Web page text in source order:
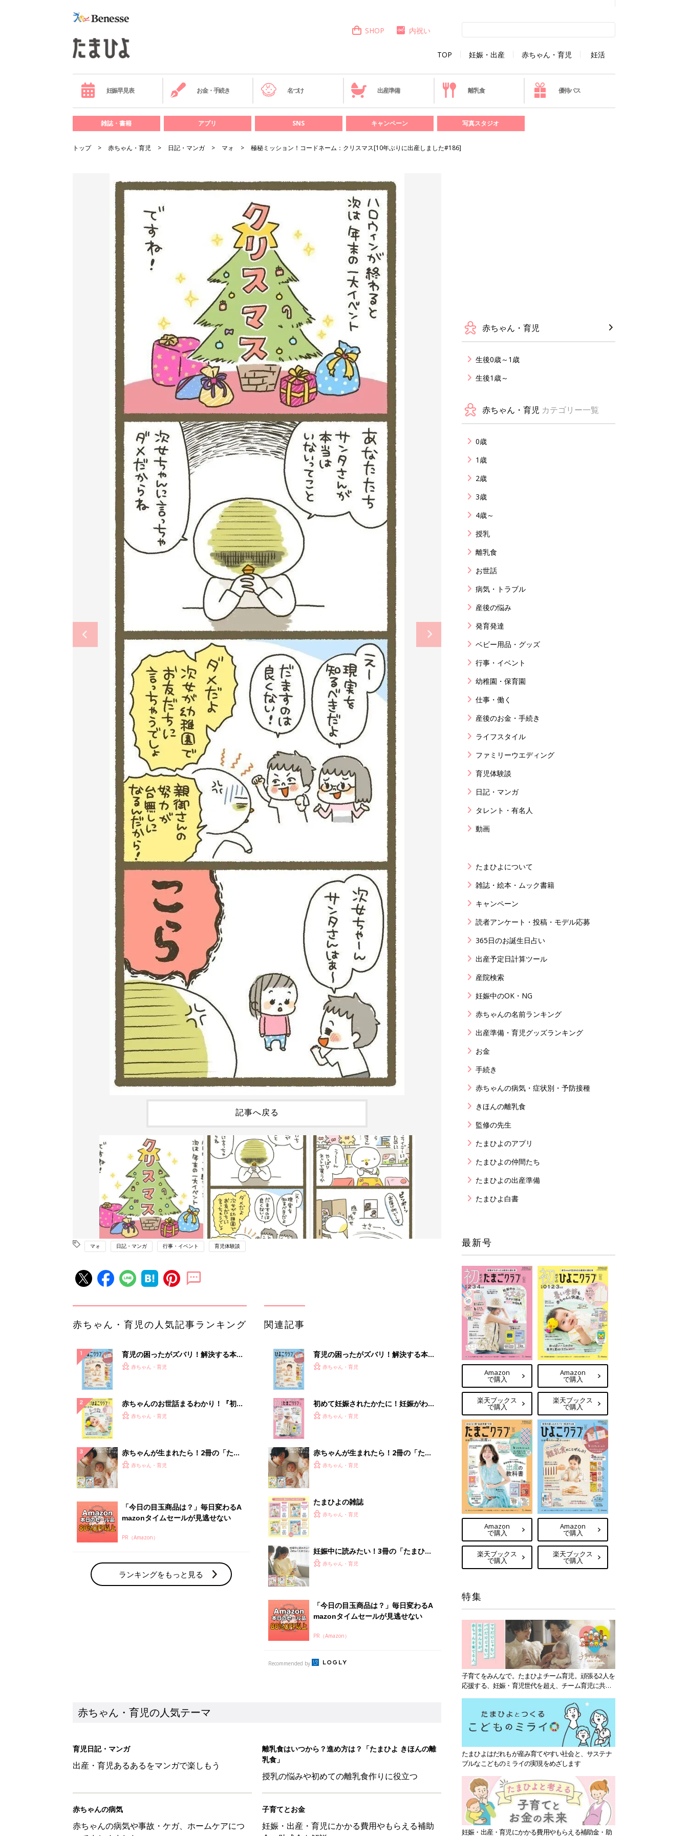
TOP 妊娠・出産 赤ちゃん・育児 妊活
SHOP 内祝い
妊娠早見表 お金・手続き 名づけ 出産準備 離乳食 優待パス
雑誌・書籍 アプリ SNS キャンペーン 写真スタジオ
トップ 赤ちゃん・育児 日記・マンガ マォ 極秘ミッション！コードネーム：クリスマス[10年ぶりに出産しました#186]
記事へ戻る
マォ 日記・マンガ 行事・イベント 育児体験談
赤ちゃん・育児の人気記事ランキング
育児の困ったがズバリ！解決する本
『ひよこクラブ 秋号』 4カ月～2才
赤ちゃん・育児
赤ちゃんのお世話まるわかり！『初め
てのひよこクラブ 夏号』〈巻頭大特
赤ちゃん・育児
赤ちゃんが生まれたら！2冊の「たま
ひよ」
赤ちゃん・育児
「今日の目玉商品は？」毎日変わるA
mazonタイムセールが見逃せない
PR（Amazon）
ランキングをもっと見る
関連記事
育児の困ったがズバリ！解決する本
『ひよこクラブ 秋号』 4カ月～2才
赤ちゃん・育児
初めて妊娠されたかたに！妊娠がわか
ったら最初に読む本『初めてのたまご
赤ちゃん・育児
赤ちゃんが生まれたら！2冊の「たま
ひよ」
赤ちゃん・育児
たまひよの雑誌
赤ちゃん・育児
妊娠中に読みたい！3冊の「たまひ
よ」赤ちゃん・育児
「今日の目玉商品は？」毎日変わるA
mazonタイムセールが見逃せない
PR（Amazon）
Recommended by
赤ちゃん・育児の人気テーマ
育児日記・マンガ
出産・育児あるあるをマンガで楽しもう
離乳食はいつから？進め方は？「たまひよ きほんの離
乳食」
授乳の悩みや初めての離乳食作りに役立つ
赤ちゃんの病気
赤ちゃんの病気や事故・ケガ、ホームケアにつ
子育てとお金
妊娠・出産・育児にかかる費用やもらえる補助
赤ちゃん・育児
生後0歳～1歳
生後1歳～
赤ちゃん・育児 カテゴリー一覧
0歳
1歳
2歳
3歳
4歳～
授乳
離乳食
お世話
病気・トラブル
産後の悩み
発育発達
ベビー用品・グッズ
行事・イベント
幼稚園・保育園
仕事・働く
産後のお金・手続き
ライフスタイル
ファミリーウエディング
育児体験談
日記・マンガ
タレント・有名人
動画
たまひよについて
雑誌・絵本・ムック書籍
キャンペーン
読者アンケート・投稿・モデル応募
365日のお誕生日占い
出産予定日計算ツール
産院検索
妊娠中のOK・NG
赤ちゃんの名前ランキング
出産準備・育児グッズランキング
お金
手続き
赤ちゃんの病気・症状別・予防接種
きほんの離乳食
監修の先生
たまひよのアプリ
たまひよの仲間たち
たまひよの出産準備
たまひよ白書
最新号
Amazon
で購入
楽天ブックス
で購入
Amazon
で購入
楽天ブックス
で購入
Amazon
で購入
楽天ブックス
で購入
Amazon
で購入
楽天ブックス
で購入
特集
子育てをみんなで。たまひよチーム育児。頑張る2人を
応援する、妊娠・育児世代を超え、チーム育児に共感
たまひよはだれもが産み育てやすい社会と、サステナ
ブルなこどものミライの実現をめざします
妊娠・出産・育児にかかる費用やもらえる補助金・助